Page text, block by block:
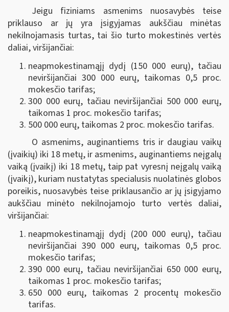
Jeigu fiziniams asmenims nuosavybės teise
priklauso ar jų yra įsigyjamas aukščiau minėtas
nekilnojamasis turtas, tai šio turto mokestinės vertės
daliai, viršijančiai:
neapmokestinamąjį dydį (150 000 eurų), tačiau
neviršijančiai 300 000 eurų, taikomas 0,5 proc.
mokesčio tarifas;
300 000 eurų, tačiau neviršijančiai 500 000 eurų,
taikomas 1 proc. mokesčio tarifas;
500 000 eurų, taikomas 2 proc. mokesčio tarifas.
O asmenims, auginantiems tris ir daugiau vaikų
(įvaikių) iki 18 metų, ir asmenims, auginantiems neįgalų
vaiką (įvaikį) iki 18 metų, taip pat vyresnį neįgalų vaiką
(įvaikį), kuriam nustatytas specialusis nuolatinės globos
poreikis, nuosavybės teise priklausančio ar jų įsigyjamo
aukščiau minėto nekilnojamojo turto vertės daliai,
viršijančiai:
neapmokestinamąjį dydį (200 000 eurų), tačiau
neviršijančiai 390 000 eurų, taikomas 0,5 proc.
mokesčio tarifas;
390 000 eurų, tačiau neviršijančiai 650 000 eurų,
taikomas 1 proc. mokesčio tarifas;
650 000 eurų, taikomas 2 procentų mokesčio
tarifas.